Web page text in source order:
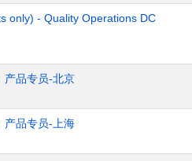
only) - Quality Operations DC
产品专员-北京
产品专员-上海